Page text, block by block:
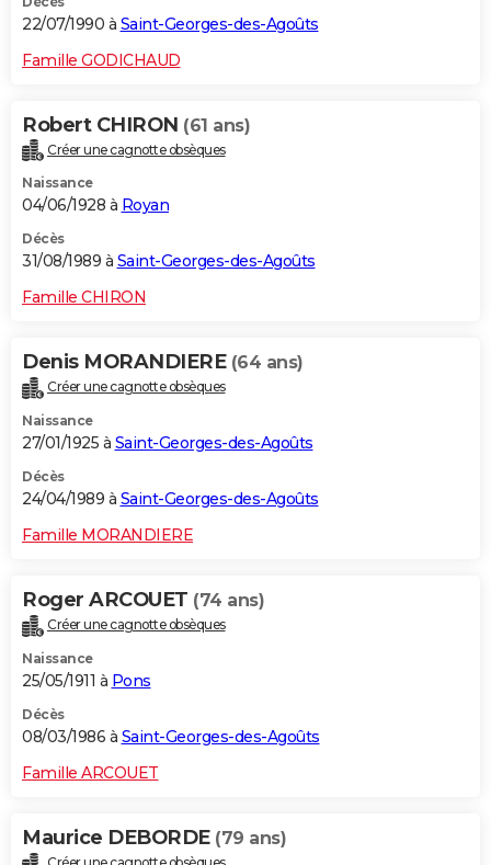
22/07/1990 à Saint-Georges-des-Agoûts
Famille GODICHAUD
Robert CHIRON (61 ans)
Créer une cagnotte obsèques
Naissance
04/06/1928 à Royan
Décès
31/08/1989 à Saint-Georges-des-Agoûts
Famille CHIRON
Denis MORANDIERE (64 ans)
Créer une cagnotte obsèques
Naissance
27/01/1925 à Saint-Georges-des-Agoûts
Décès
24/04/1989 à Saint-Georges-des-Agoûts
Famille MORANDIERE
Roger ARCOUET (74 ans)
Créer une cagnotte obsèques
Naissance
25/05/1911 à Pons
Décès
08/03/1986 à Saint-Georges-des-Agoûts
Famille ARCOUET
Maurice DEBORDE (79 ans)